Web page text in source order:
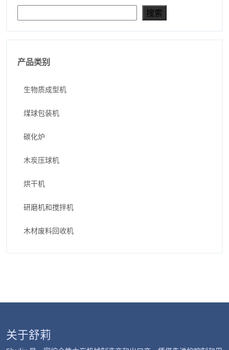
搜索
产品类别
生物质成型机
煤球包装机
碳化炉
木炭压球机
烘干机
研磨机和搅拌机
木材废料回收机
关于舒莉